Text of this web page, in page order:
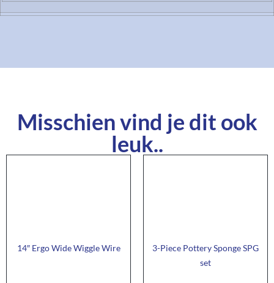
Misschien vind je dit ook
leuk..
14″ Ergo Wide Wiggle Wire
3-Piece Pottery Sponge SPG
set